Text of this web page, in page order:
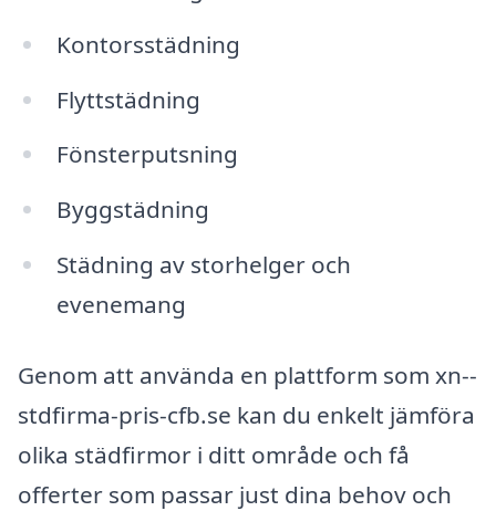
Kontorsstädning
Flyttstädning
Fönsterputsning
Byggstädning
Städning av storhelger och
evenemang
Genom att använda en plattform som xn--
stdfirma-pris-cfb.se kan du enkelt jämföra
olika städfirmor i ditt område och få
offerter som passar just dina behov och